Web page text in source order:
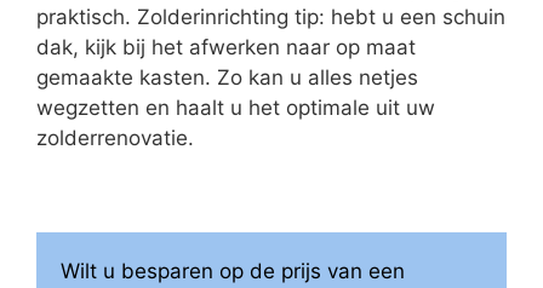
praktisch. Zolderinrichting tip: hebt u een schuin
dak, kijk bij het afwerken naar op maat
gemaakte kasten. Zo kan u alles netjes
wegzetten en haalt u het optimale uit uw
zolderrenovatie.
Wilt u besparen op de prijs van een